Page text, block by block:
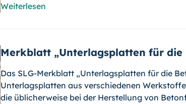
Weiterlesen
Merkblatt „Unterlagsplatten für die
Das SLG-Merkblatt „Unterlagsplatten für die
Unterlagsplatten aus verschiedenen
die üblicherweise bei der Herstellung von